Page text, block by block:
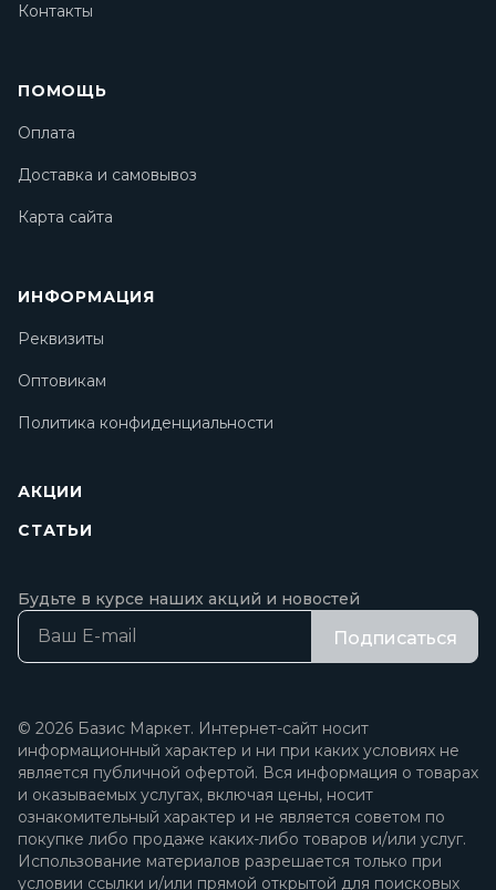
Контакты
ПОМОЩЬ
Оплата
Доставка и самовывоз
Карта сайта
ИНФОРМАЦИЯ
Реквизиты
Оптовикам
Политика конфиденциальности
АКЦИИ
СТАТЬИ
Будьте в курсе наших акций и новостей
Подписаться
© 2026 Базис Маркет. Интернет-сайт носит
информационный характер и ни при каких условиях не
является публичной офертой. Вся информация о товарах
и оказываемых услугах, включая цены, носит
ознакомительный характер и не является советом по
покупке либо продаже каких-либо товаров и/или услуг.
Использование материалов разрешается только при
условии ссылки и/или прямой открытой для поисковых